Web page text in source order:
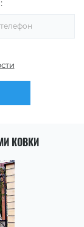
КОВКИ